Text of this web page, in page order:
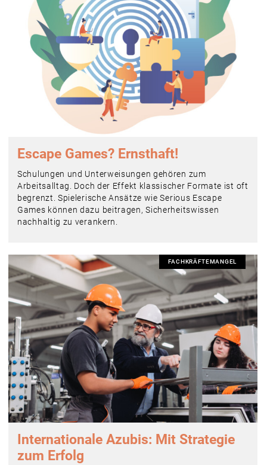
Escape Games? Ernsthaft!
Schulungen und Unterweisungen gehören zum
Arbeitsalltag. Doch der Effekt klassischer Formate ist oft
begrenzt. Spielerische Ansätze wie Serious Escape
Games können dazu beitragen, Sicherheitswissen
nachhaltig zu verankern.
FACHKRÄFTEMANGEL
Internationale Azubis: Mit Strategie
zum Erfolg